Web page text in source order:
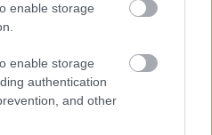
enable storage
enable storage
authentication
and other
neked a
nyilatkozat